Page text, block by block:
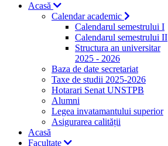
Acasă
Calendar academic
Calendarul semestrului I
Calendarul semestrului II
Structura an universitar
2025 - 2026
Baza de date secretariat
Taxe de studii 2025-2026
Hotarari Senat UNSTPB
Alumni
Legea invatamantului superior
Asigurarea calității
Acasă
Facultate